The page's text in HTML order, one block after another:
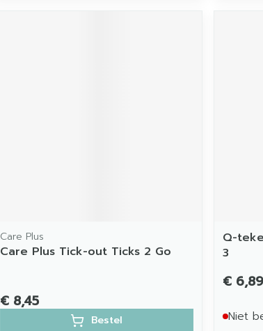
Care Plus
Care Plus Tick-out Ticks 2 Go
€ 8,45
Bestel
Q-
3
€ 6,89
Niet